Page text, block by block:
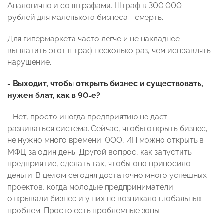
Аналогично и со штрафами. Штраф в 300 000
рублей для маленького бизнеса - смерть.
Для гипермаркета часто легче и не накладнее
выплатить этот штраф несколько раз, чем исправлять
нарушение.
- Выходит, чтобы открыть бизнес и существовать,
нужен блат, как в 90-е?
- Нет, просто иногда предприятию не дает
развиваться система. Сейчас, чтобы открыть бизнес,
не нужно много времени. ООО, ИП можно открыть в
МФЦ за один день. Другой вопрос, как запустить
предприятие, сделать так, чтобы оно приносило
деньги. В целом сегодня достаточно много успешных
проектов, когда молодые предприниматели
открывали бизнес и у них не возникало глобальных
проблем. Просто есть проблемные зоны